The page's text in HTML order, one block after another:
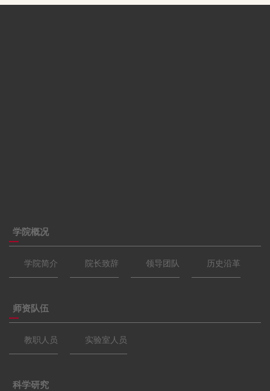
学院概况
学院简介 院长致辞 领导团队 历史沿革
师资队伍
教职人员 实验室人员
科学研究